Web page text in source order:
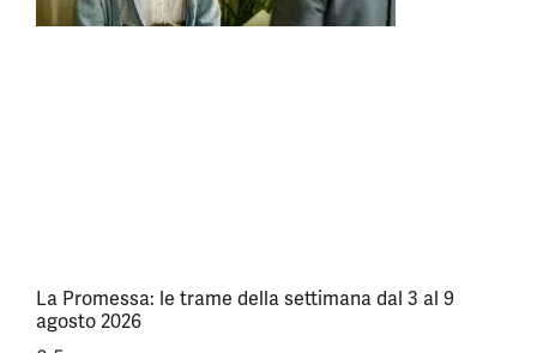
La Promessa: le trame della settimana dal 3 al 9
agosto 2026